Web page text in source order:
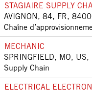
STAGIAIRE SUPPLY
AVIGNON, 84, FR,
Chaîne
MECHANIC
SPRINGFIELD, MO,
Supply Chain
ELECTRICAL